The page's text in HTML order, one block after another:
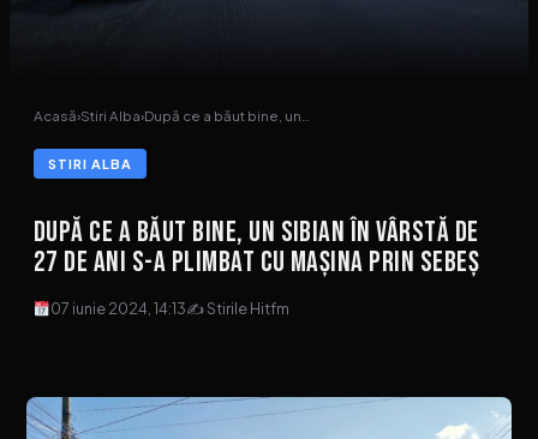
Acasă›Stiri Alba›După ce a băut bine, un…
STIRI ALBA
După ce a băut bine, un sibian în vârstă de
27 de ani s-a plimbat cu mașina prin Sebeș
07 iunie 2024, 14:13✍ Stirile Hitfm